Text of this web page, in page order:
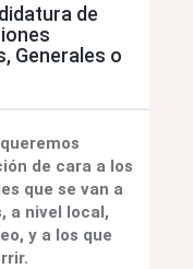
de
Generales o
de cara a los
que se van a
a nivel local,
y a los que